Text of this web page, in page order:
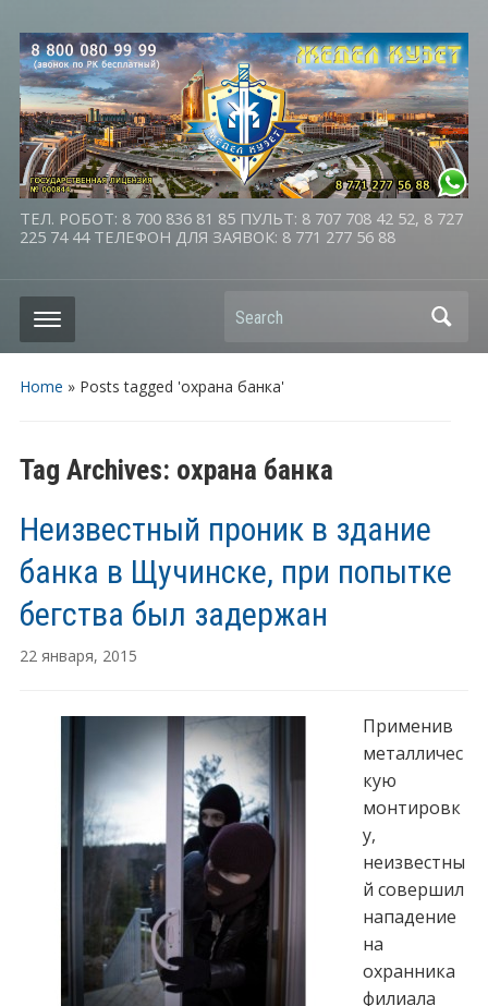
ТЕЛ. РОБОТ: 8 700 836 81 85 ПУЛЬТ: 8 707 708 42 52, 8 727
225 74 44 ТЕЛЕФОН ДЛЯ ЗАЯВОК: 8 771 277 56 88
Search
Home » Posts tagged 'охрана банка'
Tag Archives: охрана банка
Неизвестный проник в здание
банка в Щучинске, при попытке
бегства был задержан
22 января, 2015
Применив
металличес
кую
монтировк
у,
неизвестны
й совершил
нападение
на
охранника
филиала